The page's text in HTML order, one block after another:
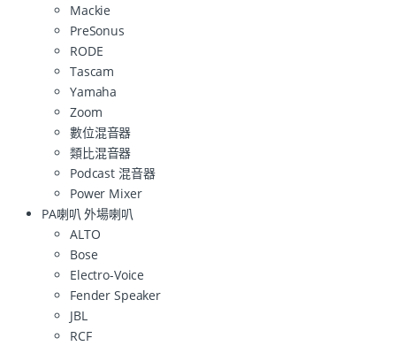
Mackie
PreSonus
RODE
Tascam
Yamaha
Zoom
數位混音器
類比混音器
Podcast 混音器
Power Mixer
PA喇叭 外場喇叭
ALTO
Bose
Electro-Voice
Fender Speaker
JBL
RCF